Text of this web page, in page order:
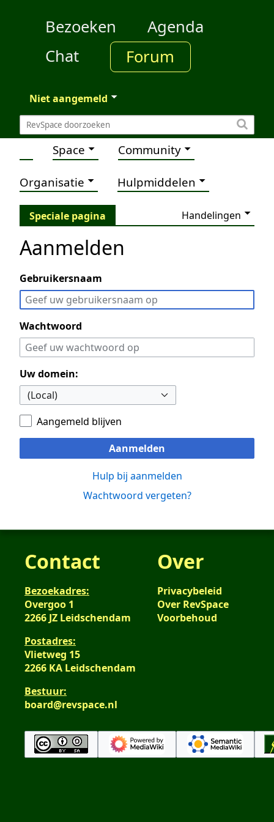
Bezoeken
Agenda
Chat
Forum
Niet aangemeld
Space Community
Organisatie Hulpmiddelen
Speciale pagina Handelingen
Aanmelden
Gebruikersnaam
Wachtwoord
Uw domein:
Aangemeld blijven
Aanmelden
Hulp bij aanmelden
Wachtwoord vergeten?
Contact
Bezoekadres:
Overgoo 1
2266 JZ Leidschendam
Postadres:
Vlietweg 15
2266 KA Leidschendam
Bestuur:
board@revspace.nl
Over
Privacybeleid
Over RevSpace
Voorbehoud